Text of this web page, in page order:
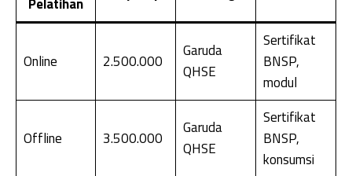
Online 2.500.000
Garuda
QHSE
Sertifikat
BNSP,
modul
Offline 3.500.000
Garuda
QHSE
Sertifikat
BNSP,
konsumsi